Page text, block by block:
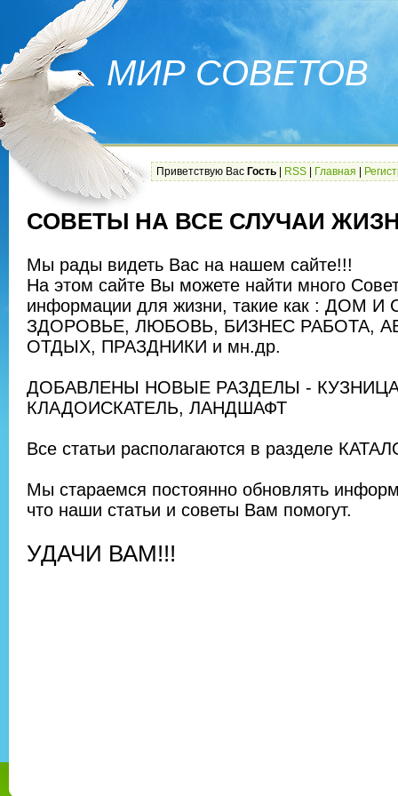
МИР СОВЕТОВ
Приветствую Вас Гость RSS Главная
СОВЕТЫ НА ВСЕ СЛУЧАИ
Мы рады видеть Вас на нашем сайте!!!
На этом сайте Вы можете найти много
информации для жизни, такие как : ДОМ
ЗДОРОВЬЕ, ЛЮБОВЬ, БИЗНЕС РАБОТА,
ОТДЫХ, ПРАЗДНИКИ и мн.др.
ДОБАВЛЕНЫ НОВЫЕ РАЗДЕЛЫ -
КЛАДОИСКАТЕЛЬ, ЛАНДШАФТ
Все статьи располагаются в разделе
Мы стараемся постоянно обновлять
что наши статьи и советы Вам помогут.
УДАЧИ ВАМ!!!